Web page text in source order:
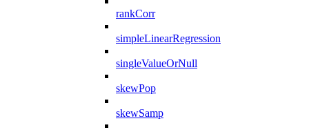
rankCorr
simpleLinearRegression
singleValueOrNull
skewPop
skewSamp